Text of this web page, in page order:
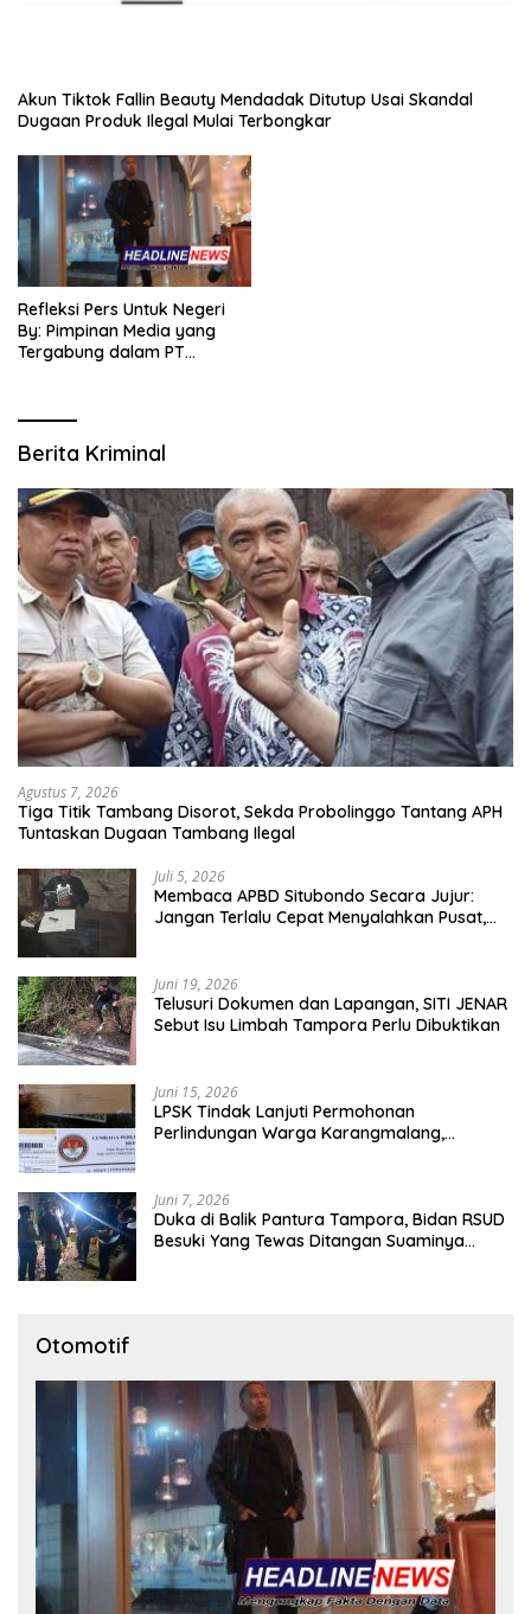
Akun Tiktok Fallin Beauty Mendadak Ditutup Usai Skandal
Dugaan Produk Ilegal Mulai Terbongkar
Refleksi Pers Untuk Negeri
By: Pimpinan Media yang
Tergabung dalam PT
Berita Kriminal
Agustus 7, 2026
Tiga Titik Tambang Disorot, Sekda Probolinggo Tantang APH
Tuntaskan Dugaan Tambang Ilegal
Juli 5, 2026
Membaca APBD Situbondo Secara Jujur:
Jangan Terlalu Cepat Menyalahkan Pusat,
Juni 19, 2026
Telusuri Dokumen dan Lapangan, SITI JENAR
Sebut Isu Limbah Tampora Perlu Dibuktikan
Juni 15, 2026
LPSK Tindak Lanjuti Permohonan
Perlindungan Warga Karangmalang,
Juni 7, 2026
Duka di Balik Pantura Tampora, Bidan RSUD
Besuki Yang Tewas Ditangan Suaminya
Otomotif